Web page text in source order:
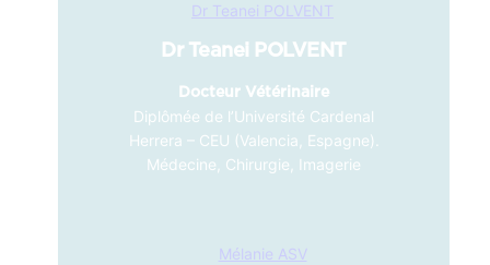
Dr Teanei POLVENT
Docteur Vétérinaire
Diplômée de l’Université Cardenal
Herrera – CEU (Valencia, Espagne).
Médecine, Chirurgie, Imagerie